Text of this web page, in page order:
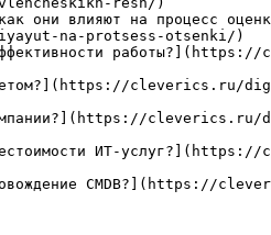
и как они влияют на
na-protsess-otsenki/)
эффективности
в компании?](https://
себестоимости ИТ-